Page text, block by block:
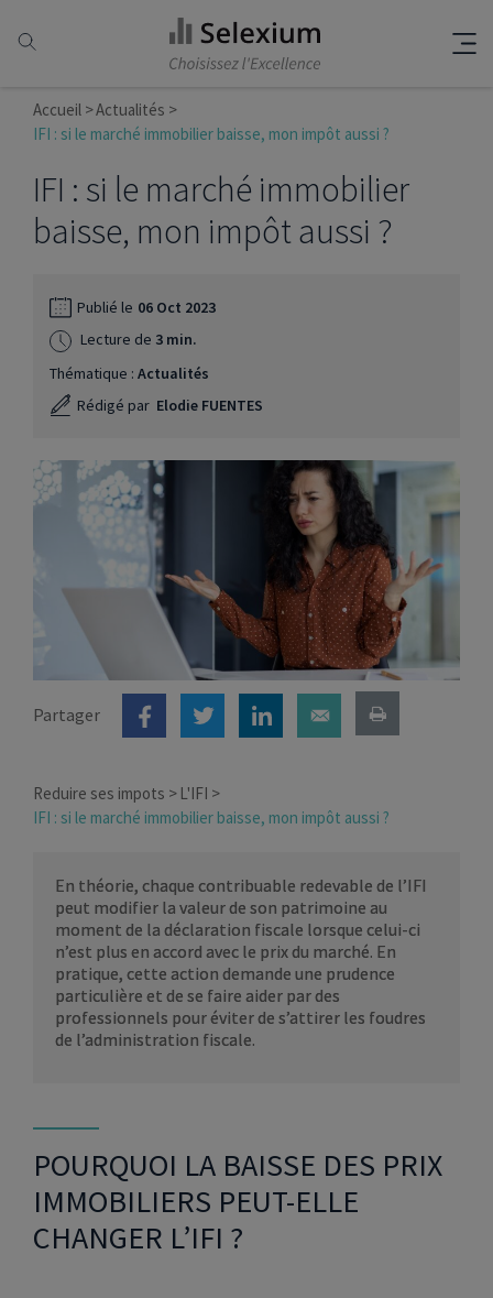
Accueil
Actualités
IFI : si le marché immobilier baisse, mon impôt aussi ?
IFI : si le marché immobilier
baisse, mon impôt aussi ?
Publié le 06 Oct 2023
Lecture de 3 min.
Thématique : Actualités
Rédigé par Elodie FUENTES
Partager
Reduire ses impots
L'IFI
IFI : si le marché immobilier baisse, mon impôt aussi ?
En théorie, chaque contribuable redevable de l’IFI
peut modifier la valeur de son patrimoine au
moment de la déclaration fiscale lorsque celui-ci
n’est plus en accord avec le prix du marché. En
pratique, cette action demande une prudence
particulière et de se faire aider par des
professionnels pour éviter de s’attirer les foudres
de l’administration fiscale.
POURQUOI LA BAISSE DES PRIX
IMMOBILIERS PEUT-ELLE
CHANGER L’IFI ?